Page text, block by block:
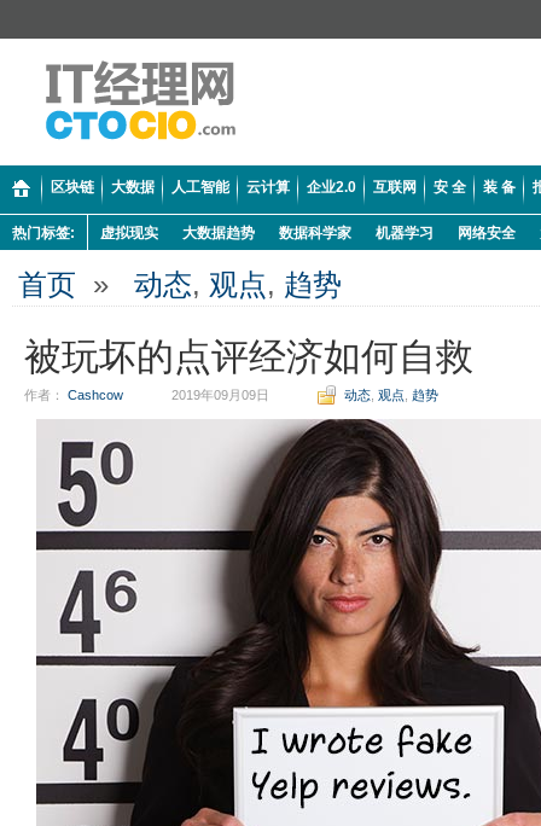
区块链 大数据 人工智能 云计算 企业2.0 互联网 安 全 装 备
热门标签: 虚拟现实 大数据趋势 数据科学家 机器学习 网络安全
首页 » 动态, 观点, 趋势
被玩坏的点评经济如何自救
作者： Cashcow 2019年09月09日 动态 观点 趋势